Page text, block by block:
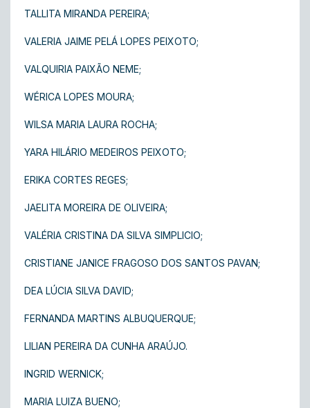
TALLITA MIRANDA PEREIRA;
VALERIA JAIME PELÁ LOPES PEIXOTO;
VALQUIRIA PAIXÃO NEME;
WÉRICA LOPES MOURA;
WILSA MARIA LAURA ROCHA;
YARA HILÁRIO MEDEIROS PEIXOTO;
ERIKA CORTES REGES;
JAELITA MOREIRA DE OLIVEIRA;
VALÉRIA CRISTINA DA SILVA SIMPLICIO;
CRISTIANE JANICE FRAGOSO DOS SANTOS PAVAN;
DEA LÚCIA SILVA DAVID;
FERNANDA MARTINS ALBUQUERQUE;
LILIAN PEREIRA DA CUNHA ARAÚJO.
INGRID WERNICK;
MARIA LUIZA BUENO;